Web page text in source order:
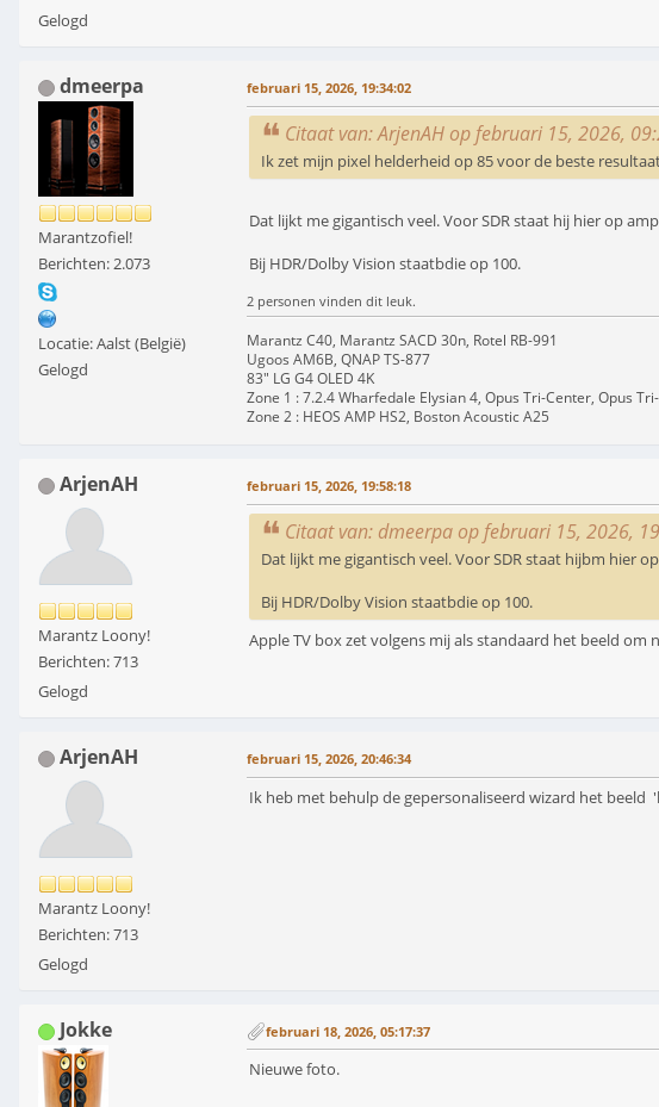
Gelogd
dmeerpa
Marantzofiel!
Berichten: 2.073
Locatie: Aalst (België)
Gelogd
februari 15, 2026, 19:34:02
Citaat van: ArjenAH op februari 15, 2026,
Ik zet mijn pixel helderheid op 85 voor de beste
Dat lijkt me gigantisch veel. Voor SDR staat hij hier op
Bij HDR/Dolby Vision staatbdie op 100.
2 personen vinden dit leuk.
Marantz C40, Marantz SACD 30n, Rotel RB-991
Ugoos AM6B, QNAP TS-877
83" LG G4 OLED 4K
Zone 1 : 7.2.4 Wharfedale Elysian 4, Opus Tri-Center, Opus
Zone 2 : HEOS AMP HS2, Boston Acoustic A25
ArjenAH
Marantz Loony!
Berichten: 713
Gelogd
februari 15, 2026, 19:58:18
Citaat van: dmeerpa op februari 15, 2026,
Dat lijkt me gigantisch veel. Voor SDR staat hijbm hier
Bij HDR/Dolby Vision staatbdie op 100.
Apple TV box zet volgens mij als standaard het beeld om
ArjenAH
Marantz Loony!
Berichten: 713
Gelogd
februari 15, 2026, 20:46:34
Ik heb met behulp de gepersonaliseerd wizard het
Jokke februari 18, 2026, 05:17:37
Nieuwe foto.